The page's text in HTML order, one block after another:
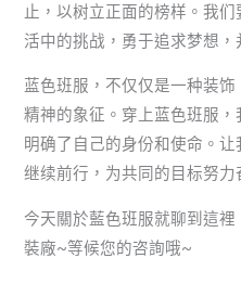
止，以树立正面的榜样。我
活中的挑战，勇于追求梦想，
蓝色班服，不仅仅是一种装
精神的象征。穿上蓝色班服
明确了自己的身份和使命。让
继续前行，为共同的目标努力
今天關於藍色班服就聊到這
裝廠~等候您的咨詢哦~